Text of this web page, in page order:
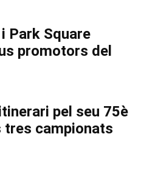
Park Square
promotors del
pel seu 75è
tres campionats